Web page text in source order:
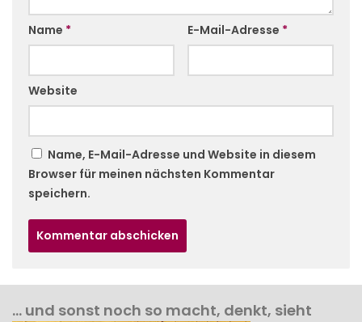
Name * E-Mail-Adresse *
Website
Name, E-Mail-Adresse und Website in diesem
Browser für meinen nächsten Kommentar
speichern.
… und sonst noch so macht, denkt, sieht